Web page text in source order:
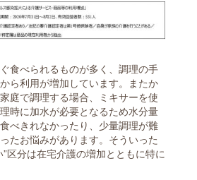
食べられるものが多く、調理の手
ら利用が増加しています。またか
庭で調理する場合、ミキサーを使
時に加水が必要となるため水分量
べきれなかったり、少量調理が難
たお悩みがあります。そういった
区分は在宅介護の増加とともに特に